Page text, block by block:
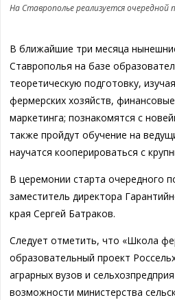
На Ставрополье реализуется
В ближайшие три месяца
Ставрополья на базе
теоретическую подготовку,
фермерских хозяйств,
маркетинга; познакомятся с
также пройдут обучение на
научатся кооперироваться с
В церемонии старта очередного
заместитель директора
края Сергей Батраков.
Следует отметить, что «Школа
образовательный проект
аграрных вузов и
возможности министерства